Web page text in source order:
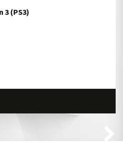
3 (PS3)